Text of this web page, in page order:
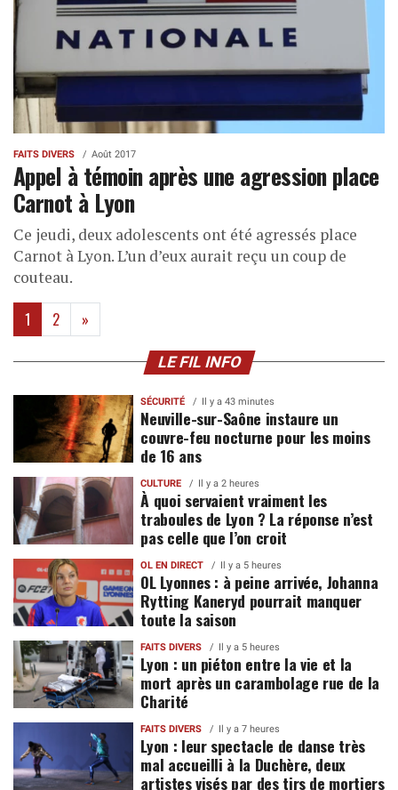
FAITS DIVERS Août 2017
Appel à témoin après une agression place
Carnot à Lyon
Ce jeudi, deux adolescents ont été agressés place
Carnot à Lyon. L’un d’eux aurait reçu un coup de
couteau.
1 (current)
2 »
LE FIL INFO
SÉCURITÉ Il y a 43 minutes
Neuville-sur-Saône instaure un
couvre-feu nocturne pour les moins
de 16 ans
CULTURE Il y a 2 heures
À quoi servaient vraiment les
traboules de Lyon ? La réponse n’est
pas celle que l’on croit
OL EN DIRECT Il y a 5 heures
OL Lyonnes : à peine arrivée, Johanna
Rytting Kaneryd pourrait manquer
toute la saison
FAITS DIVERS Il y a 5 heures
Lyon : un piéton entre la vie et la
mort après un carambolage rue de la
Charité
FAITS DIVERS Il y a 7 heures
Lyon : leur spectacle de danse très
mal accueilli à la Duchère, deux
artistes visés par des tirs de mortiers